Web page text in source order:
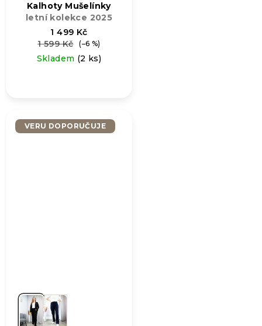
Kalhoty Mušelínky
letní kolekce 2025
1 499 Kč
1 599 Kč
(–6 %)
Skladem (2 ks)
VERU DOPORUČUJE